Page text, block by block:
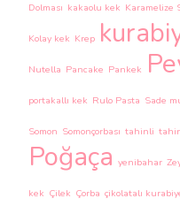
Dolması kakaolu kek Karamelize
Kolay kek Krep
Nutella Pancake Pankek
portakallı kek Rulo Pasta Sade
Somon Somonçorbası tahinli
Poğaça yenibahar
kek Çilek Çorba çikolatalı